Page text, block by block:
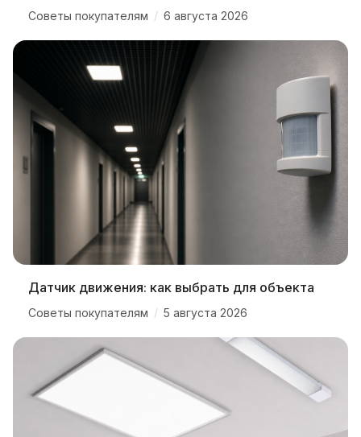
Советы покупателям / 6 августа 2026
Датчик движения: как выбрать для объекта
Советы покупателям / 5 августа 2026